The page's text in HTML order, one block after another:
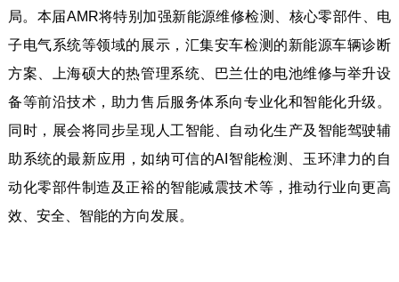
局。本届AMR将特别加强新能源维修检测、核心零部件、电
子电气系统等领域的展示，汇集安车检测的新能源车辆诊断
方案、上海硕大的热管理系统、巴兰仕的电池维修与举升设
备等前沿技术，助力售后服务体系向专业化和智能化升级。
同时，展会将同步呈现人工智能、自动化生产及智能驾驶辅
助系统的最新应用，如纳可信的AI智能检测、玉环津力的自
动化零部件制造及正裕的智能减震技术等，推动行业向更高
效、安全、智能的方向发展。